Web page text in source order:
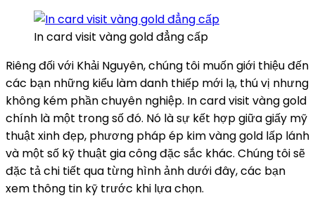
In card visit vàng gold đẳng cấp
Riêng đối với Khải Nguyên, chúng tôi muốn giới thiệu đến
các bạn những kiểu làm danh thiếp mới lạ, thú vị nhưng
không kém phần chuyên nghiệp. In card visit vàng gold
chính là một trong số đó. Nó là sự kết hợp giữa giấy mỹ
thuật xinh đẹp, phương pháp ép kim vàng gold lấp lánh
và một số kỹ thuật gia công đặc sắc khác. Chúng tôi sẽ
đặc tả chi tiết qua từng hình ảnh dưới đây, các bạn
xem thông tin kỹ trước khi lựa chọn.